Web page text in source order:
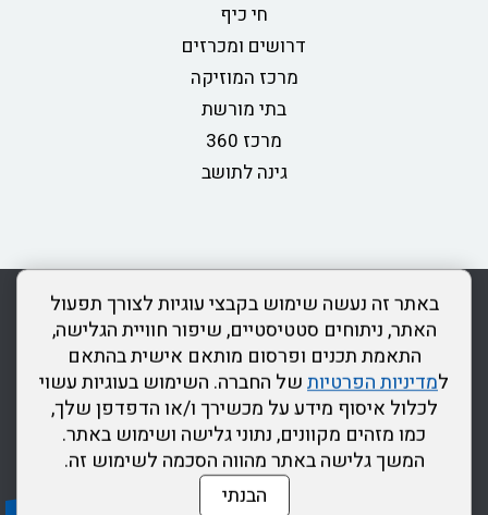
באתר זה נעשה שימוש בקבצי עוגיות לצורך תפעול
האתר, ניתוחים סטטיסטיים, שיפור חוויית הגלישה,
התאמת תכנים ופרסום מותאם אישית בהתאם
למדיניות הפרטיותשל החברה. השימוש בעוגיות עשוי
לכלול איסוף מידע על מכשירך ו/או הדפדפן שלך,
כמו מזהים מקוונים, נתוני גלישה ושימוש באתר.
המשך גלישה באתר מהווה הסכמה לשימוש זה.
הבנתי
חי כיף
דרושים ומכרזים
מרכז המוזיקה
בתי מורשת
מרכז 360
גינה לתושב
rss מדיניות פרטיות מפת אתר צור קשר
כותר ראשון
הצהרת נגישות
דרונט
דיגיטל
-
בניית
אתרים,
בניית